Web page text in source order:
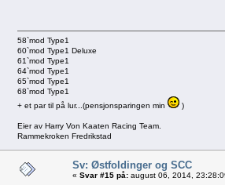
58`mod Type1
60`mod Type1 Deluxe
61`mod Type1
64`mod Type1
65`mod Type1
68`mod Type1
+ et par til på lur...(pensjonsparingen min
)
Eier av Harry Von Kaaten Racing Team.
Rammekroken Fredrikstad
Sv: Østfoldinger og SCC
« Svar #15 på: august 06, 2014,